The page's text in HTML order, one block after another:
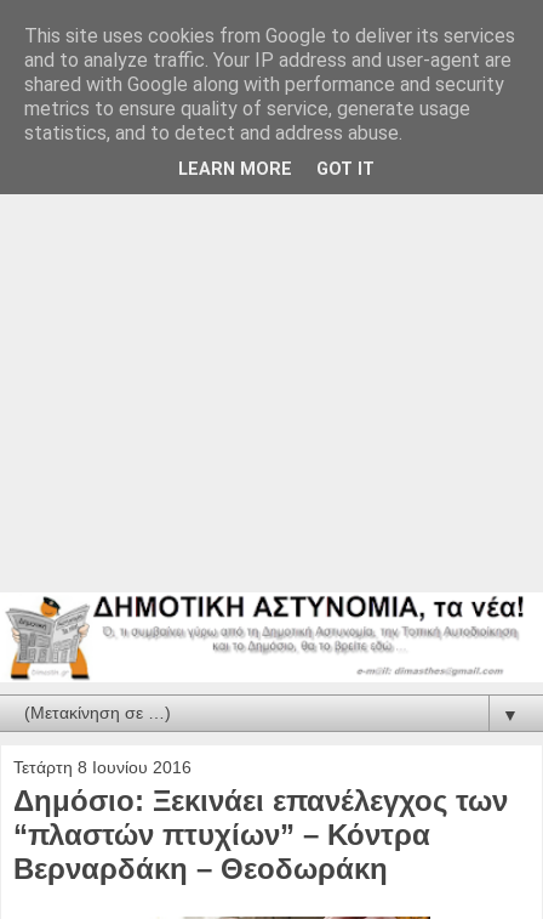
▼
Τετάρτη 8 Ιουνίου 2016
Δημόσιο: Ξεκινάει επανέλεγχος των
“πλαστών πτυχίων” – Κόντρα
Βερναρδάκη – Θεοδωράκη
This site uses cookies from Google to deliver its services
and to analyze traffic. Your IP address and user-agent are
shared with Google along with performance and security
metrics to ensure quality of service, generate usage
statistics, and to detect and address abuse.
LEARN MORE GOT IT